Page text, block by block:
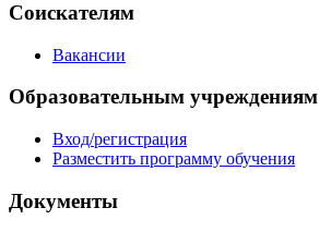
Соискателям
Вакансии
Образовательным учреждениям
Вход/регистрация
Разместить программу обучения
Документы